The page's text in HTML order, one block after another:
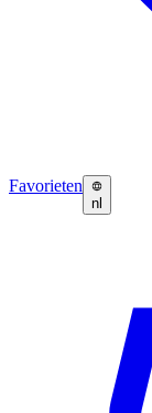
Favorieten
nl